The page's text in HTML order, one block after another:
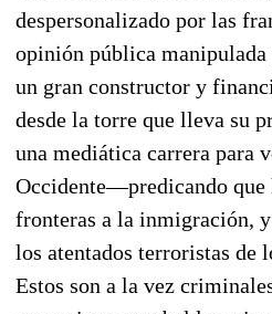
despersonalizado por las
opinión pública
un gran constructor y
desde la torre que lleva su
una mediática carrera para
Occidente—predicando que
fronteras a la inmigración,
los atentados terroristas de
Estos son a la vez